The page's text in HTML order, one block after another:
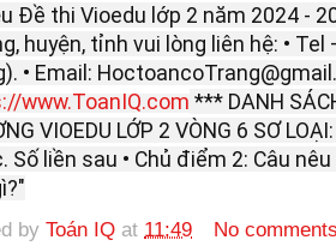
Đề thi Vioedu lớp 2 năm 2024 -
huyện, tỉnh vui lòng liên hệ: • Tel
• Email:
www.ToanIQ.com *** DANH
VIOEDU LỚP 2 VÒNG 6 SƠ
Số liền sau • Chủ điểm 2: Câu
by Toán IQ at 11:49
No